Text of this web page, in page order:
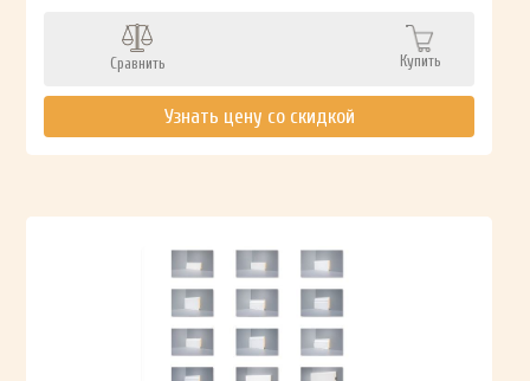
Сравнить Купить
Узнать цену со скидкой